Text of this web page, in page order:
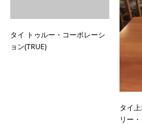
タイ トゥルー・コーポレーシ
ョン(TRUE)
タイ
リー